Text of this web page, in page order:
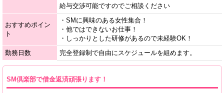
給与交渉可能ですのでご相談ください
おすすめポイン
ト
・SMに興味のある女性集合！
・他ではできないお仕事！
・しっかりとした研修があるので未経験OK！
勤務日数
完全登録制で自由にスケジュールを組めます。
SM倶楽部で借金返済頑張ります！